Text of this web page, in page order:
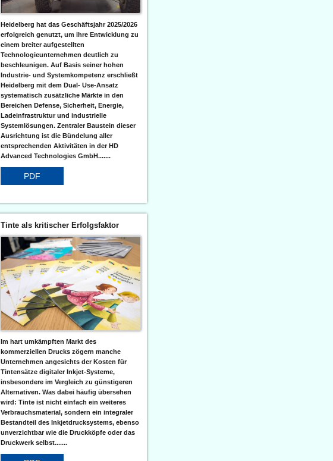
Heidelberg hat das Geschäftsjahr 2025/2026
erfolgreich genutzt, um ihre Entwicklung zu
einem breiter aufgestellten
Technologieunternehmen deutlich zu
beschleunigen. Auf Basis seiner hohen
Industrie- und Systemkompetenz erschließt
Heidelberg mit dem Dual- Use-Ansatz
systematisch zusätzliche Märkte in den
Bereichen Defense, Sicherheit, Energie,
Ladeinfrastruktur und industrielle
Systemlösungen. Zentraler Baustein dieser
Ausrichtung ist die Bündelung aller
entsprechenden Aktivitäten in der HD
Advanced Technologies GmbH.......
PDF
Tinte als kritischer Erfolgsfaktor
Im hart umkämpften Markt des
kommerziellen Drucks zögern manche
Unternehmen angesichts der Kosten für
Tintensätze digitaler Inkjet-Systeme,
insbesondere im Vergleich zu günstigeren
Alternativen. Was dabei häufig übersehen
wird: Tinte ist nicht einfach ein weiteres
Verbrauchsmaterial, sondern ein integraler
Bestandteil des Inkjetdrucksystems, ebenso
unverzichtbar wie die Druckköpfe oder das
Druckwerk selbst.......